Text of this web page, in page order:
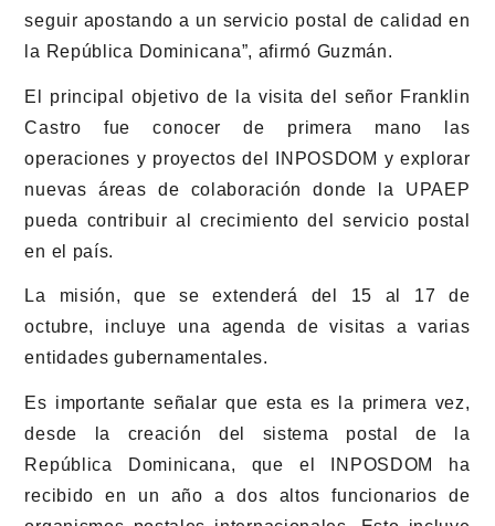
seguir apostando a un servicio postal de calidad en
la República Dominicana”, afirmó Guzmán.
El principal objetivo de la visita del señor Franklin
Castro fue conocer de primera mano las
operaciones y proyectos del INPOSDOM y explorar
nuevas áreas de colaboración donde la UPAEP
pueda contribuir al crecimiento del servicio postal
en el país.
La misión, que se extenderá del 15 al 17 de
octubre, incluye una agenda de visitas a varias
entidades gubernamentales.
Es importante señalar que esta es la primera vez,
desde la creación del sistema postal de la
República Dominicana, que el INPOSDOM ha
recibido en un año a dos altos funcionarios de